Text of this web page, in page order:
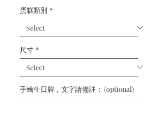
蛋糕類別 *
尺寸 *
手繪生日牌，文字請備註： (optional)